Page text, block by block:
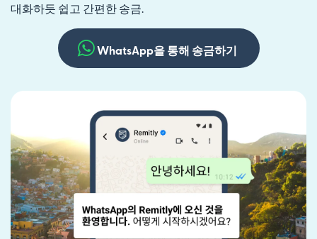
대화하듯 쉽고 간편한 송금.
WhatsApp을 통해 송금하기